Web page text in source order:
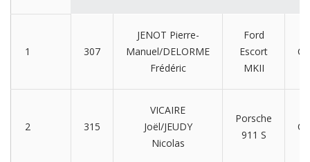
1 307
JENOT Pierre-
Manuel/DELORME
Frédéric
Ford
Escort
MKII
2 315
VICAIRE
Joël/JEUDY
Nicolas
Porsche
911 S